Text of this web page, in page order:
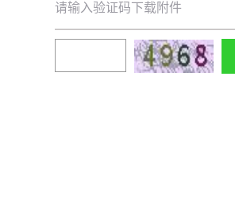
请输入验证码下载附件